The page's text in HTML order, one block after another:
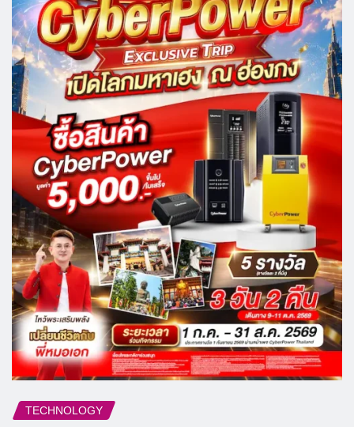
TECHNOLOGY